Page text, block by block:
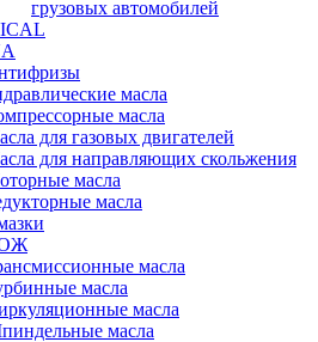
грузовых автомобилей
масла
масла
для газовых двигателей
для направляющих скольжения
масла
масла
масла
масла
масла
масла